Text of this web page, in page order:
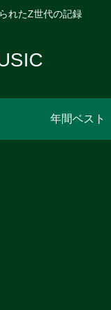
れたZ世代の記録
年間ベスト